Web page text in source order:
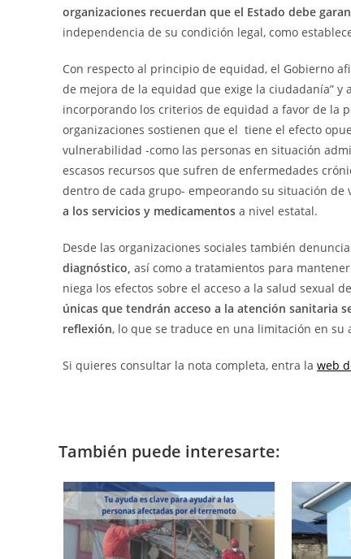
organizaciones recuerdan que el Estado debe
independencia de su condición legal, como
Con respecto al principio de equidad, el Gobierno
de mejora de la equidad que exige la ciudadanía”
incorporando los criterios de equidad a favor de la
organizaciones sostienen que el tiene el efecto
vulnerabilidad -como las personas en situación
escasos recursos que sufren de enfermedades
dentro de cada grupo- empeorando su situación
a los servicios y medicamentos a nivel estatal.
Desde las organizaciones sociales también
diagnóstico, así como a tratamientos para
niega los efectos sobre el acceso a la salud sexual
únicas que tendrán acceso a la atención sanitaria
reflexión, lo que se traduce en una limitación en su
Si quieres consultar la nota completa, entra la web
También puede interesarte: